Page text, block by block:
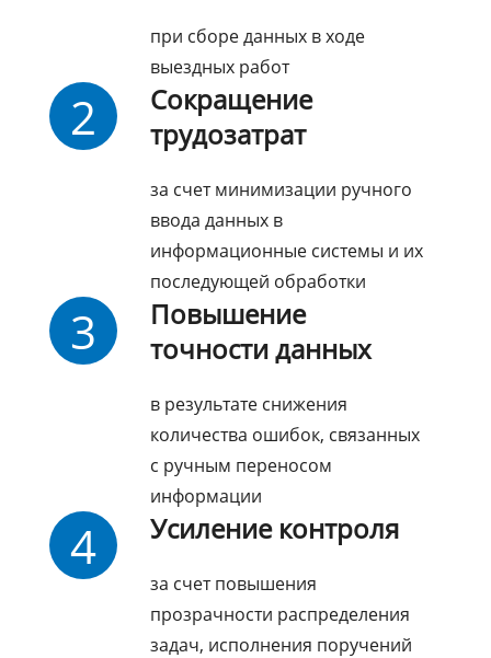
при сборе данных в ходе
выездных работ
2
Сокращение
трудозатрат
за счет минимизации ручного
ввода данных в
информационные системы и их
последующей обработки
3
Повышение
точности данных
в результате снижения
количества ошибок, связанных
с ручным переносом
информации
4 Усиление контроля
за счет повышения
прозрачности распределения
задач, исполнения поручений